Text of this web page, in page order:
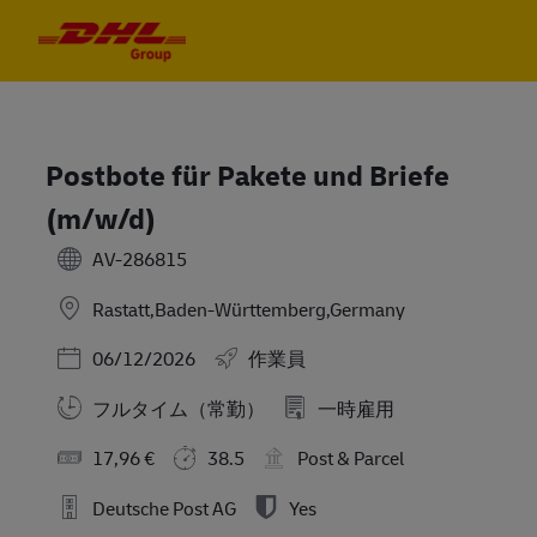
Postbote für Pakete und Briefe
(m/w/d)
AV-286815
Rastatt,Baden-Württemberg,Germany
Posted Date
06/12/2026
作業員
フルタイム（常勤）
一時雇用
17,96 €
38.5
Post & Parcel
Deutsche Post AG
Yes